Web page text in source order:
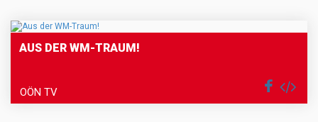
AUS DER WM-TRAUM!
OÖN TV